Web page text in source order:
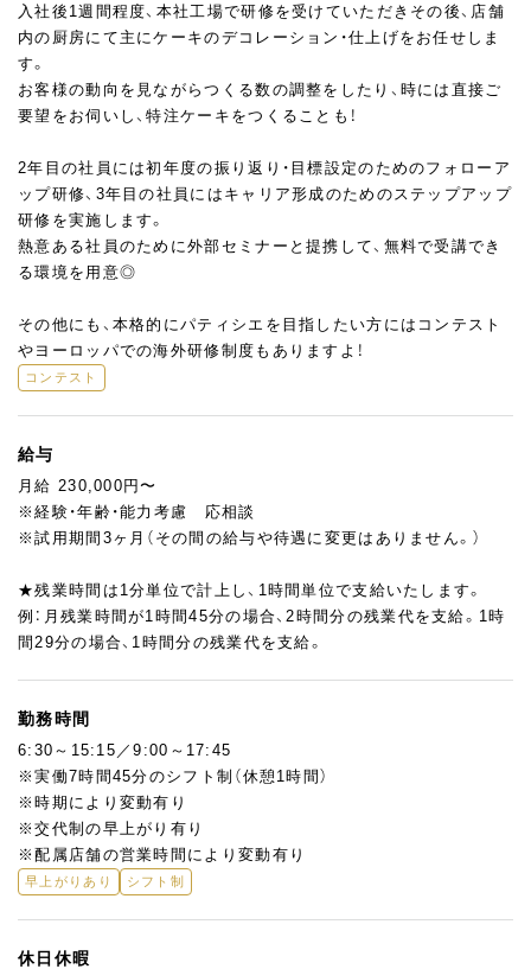
入社後1週間程度、本社工場で研修を受けていただきその後、店舗
内の厨房にて主にケーキのデコレーション・仕上げをお任せしま
す。
お客様の動向を見ながらつくる数の調整をしたり、時には直接ご
要望をお伺いし、特注ケーキをつくることも！
2年目の社員には初年度の振り返り・目標設定のためのフォローア
ップ研修、3年目の社員にはキャリア形成のためのステップアップ
研修を実施します。
熱意ある社員のために外部セミナーと提携して、無料で受講でき
る環境を用意◎
その他にも、本格的にパティシエを目指したい方にはコンテスト
やヨーロッパでの海外研修制度もありますよ！
コンテスト
給与
月給 230,000円〜
※経験・年齢・能力考慮 応相談
※試用期間3ヶ月（その間の給与や待遇に変更はありません。）
★残業時間は1分単位で計上し、1時間単位で支給いたします。
例：月残業時間が1時間45分の場合、2時間分の残業代を支給。1時
間29分の場合、1時間分の残業代を支給。
勤務時間
6:30～15:15／9:00～17:45
※実働7時間45分のシフト制（休憩1時間）
※時期により変動有り
※交代制の早上がり有り
※配属店舗の営業時間により変動有り
早上がりあり シフト制
休日休暇